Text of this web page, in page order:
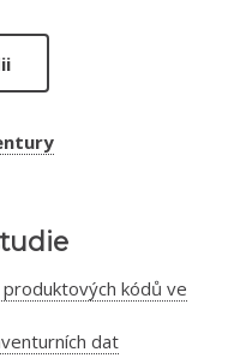
kódů ve
dat